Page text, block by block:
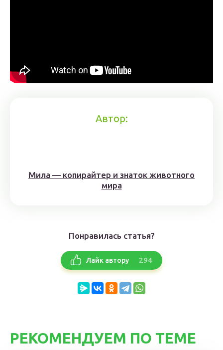
Автор:
Мила — копирайтер и знаток животного
мира
Понравилась статья?
Лайк автору 294
РЕКОМЕНДУЕМ ПО ТЕМЕ